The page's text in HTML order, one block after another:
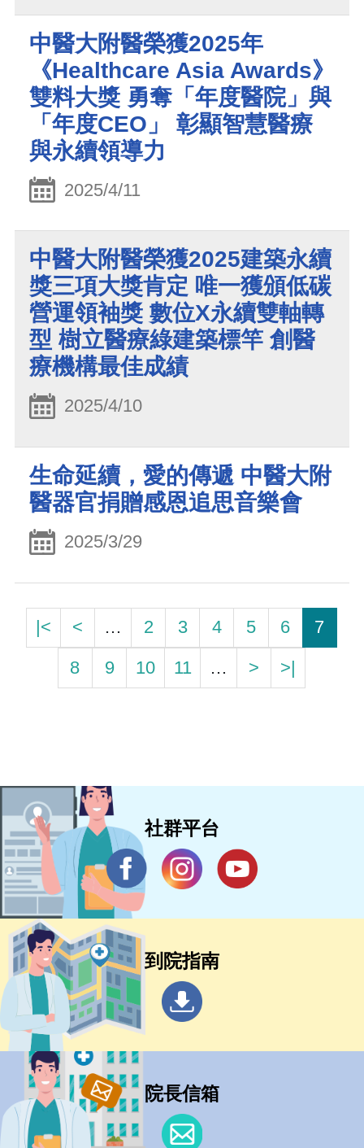
中醫大附醫榮獲2025年
《Healthcare Asia Awards》
雙料大獎 勇奪「年度醫院」與
「年度CEO」 彰顯智慧醫療
與永續領導力
2025/4/11
中醫大附醫榮獲2025建築永續
獎三項大獎肯定 唯一獲頒低碳
營運領袖獎 數位X永續雙軸轉
型 樹立醫療綠建築標竿 創醫
療機構最佳成績
2025/4/10
生命延續，愛的傳遞 中醫大附
醫器官捐贈感恩追思音樂會
2025/3/29
|< < … 2 3 4 5 6
7
8
9 10 11 … > >|
社群平台
到院指南
院長信箱